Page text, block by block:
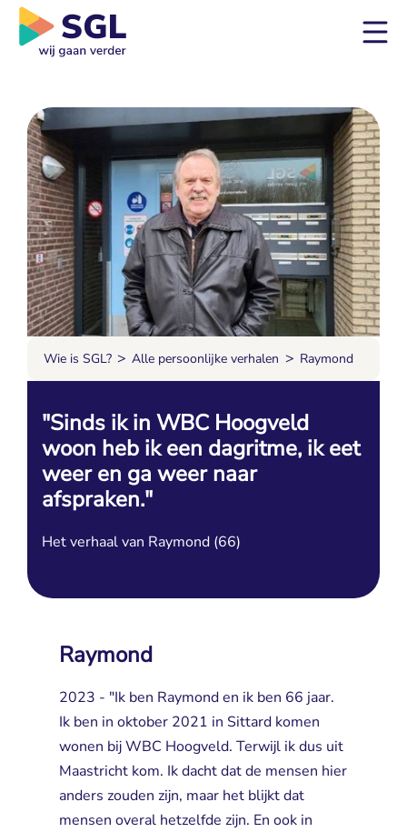
"Sinds ik in WBC Hoogveld
woon heb ik een dagritme, ik eet
weer en ga weer naar
afspraken."
Het verhaal van Raymond (66)
Wie is SGL? > Alle persoonlijke verhalen > Raymond
Raymond
2023 - "Ik ben Raymond en ik ben 66 jaar.
Ik ben in oktober 2021 in Sittard komen
wonen bij WBC Hoogveld. Terwijl ik dus uit
Maastricht kom. Ik dacht dat de mensen hier
anders zouden zijn, maar het blijkt dat
mensen overal hetzelfde zijn. En ook in